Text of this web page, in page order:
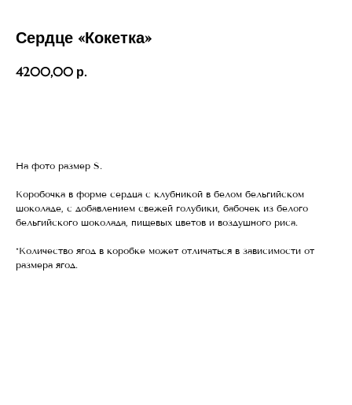
Сердце «Кокетка»
4200,00 р.
На фото размер S.
Коробочка в форме сердца с клубникой в белом бельгийском
шоколаде, с добавлением свежей голубики, бабочек из белого
бельгийского шоколада, пищевых цветов и воздушного риса.
*Количество ягод в коробке может отличаться в зависимости от
размера ягод.